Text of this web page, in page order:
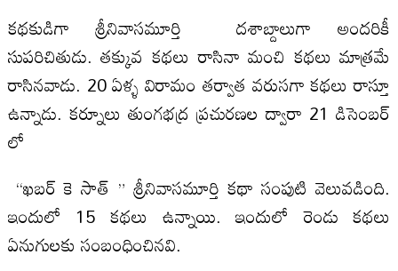
కథకుడిగా శ్రీనివాసమూర్తి దశాబ్దాలుగా అందరికీ
సుపరిచితుడు. తక్కువ కథలు రాసినా మంచి కథలు మాత్రమే
రాసినవాడు. 20 ఏళ్ళ విరామం తర్వాత వరుసగా కథలు రాస్తూ
ఉన్నాడు. కర్నూలు తుంగభద్ర ప్రచురణల ద్వారా 21 డిసెంబర్
లో
“ఖబర్ కె సాత్ ” శ్రీనివాసమూర్తి కథా సంపుటి వెలువడింది.
ఇందులో 15 కథలు ఉన్నాయి. ఇందులో రెండు కథలు
ఏనుగులకు సంబంధించినవి.